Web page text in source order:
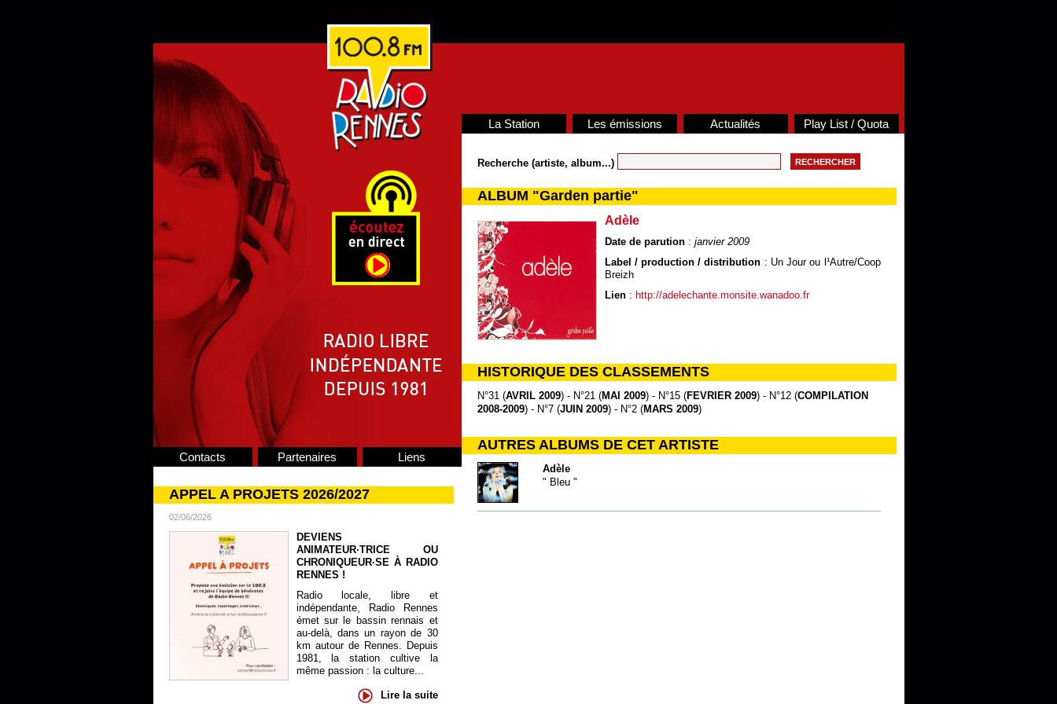
Contacts Partenaires Liens
APPEL A PROJETS 2026/2027
02/06/2026
DEVIENS
ANIMATEUR·TRICE OU
CHRONIQUEUR·SE À RADIO
RENNES !
Radio locale, libre et
indépendante, Radio Rennes
émet sur le bassin rennais et
au-delà, dans un rayon de 30
km autour de Rennes. Depuis
1981, la station cultive la
même passion : la culture...
Lire la suite
La Station Les émissions Actualités Play List / Quota
Recherche (artiste, album...)
ALBUM "Garden partie"
Adèle
Date de parution: janvier 2009
Label / production / distribution : Un Jour ou l¹Autre/Coop
Breizh
Lien: http://adelechante.monsite.wanadoo.fr
HISTORIQUE DES CLASSEMENTS
N°31 (AVRIL 2009) - N°21 (MAI 2009) - N°15 (FEVRIER 2009) - N°12 (COMPILATION
2008-2009) - N°7 (JUIN 2009) - N°2 (MARS 2009)
AUTRES ALBUMS DE CET ARTISTE
Adèle
" Bleu "